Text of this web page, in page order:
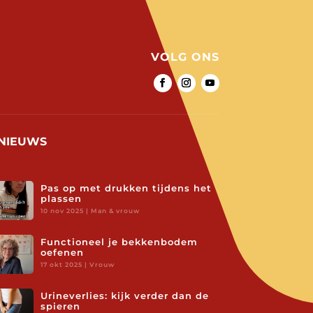
VOLG ONS
Pas op met drukken tijdens het
plassen
10 nov 2025 | Man & vrouw
Functioneel je bekkenbodem
oefenen
17 okt 2025 |Vrouw
Urineverlies: kijk verder dan de
spieren